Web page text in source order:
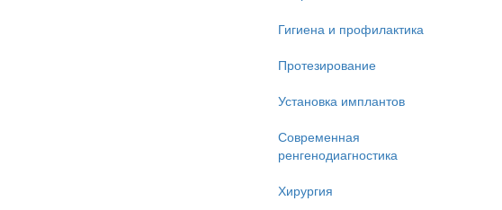
Гигиена и профилактика
Протезирование
Установка имплантов
Современная
ренгенодиагностика
Хирургия